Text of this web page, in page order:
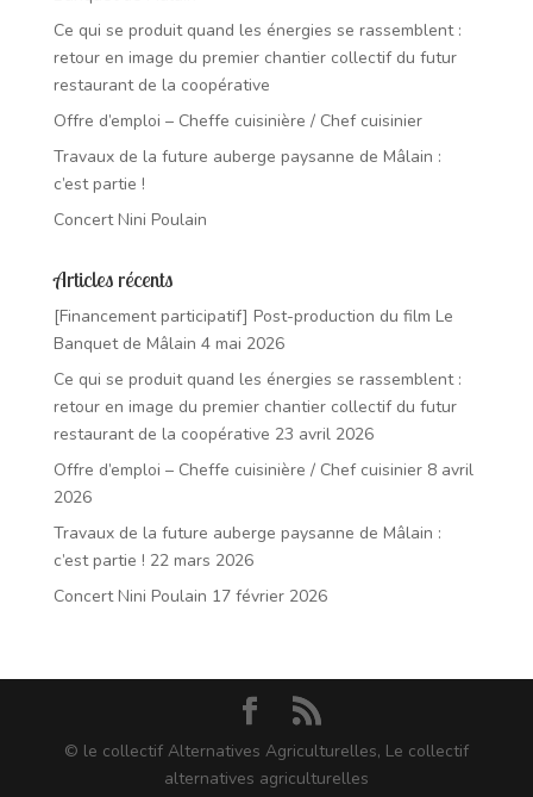
Ce qui se produit quand les énergies se rassemblent :
retour en image du premier chantier collectif du futur
restaurant de la coopérative
Offre d’emploi – Cheffe cuisinière / Chef cuisinier
Travaux de la future auberge paysanne de Mâlain :
c’est partie !
Concert Nini Poulain
Articles récents
[Financement participatif] Post-production du film Le
Banquet de Mâlain 4 mai 2026
Ce qui se produit quand les énergies se rassemblent :
retour en image du premier chantier collectif du futur
restaurant de la coopérative 23 avril 2026
Offre d’emploi – Cheffe cuisinière / Chef cuisinier 8 avril
2026
Travaux de la future auberge paysanne de Mâlain :
c’est partie ! 22 mars 2026
Concert Nini Poulain 17 février 2026
© le collectif Alternatives Agriculturelles, Le collectif
alternatives agriculturelles